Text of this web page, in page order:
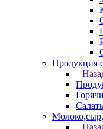
Продукция